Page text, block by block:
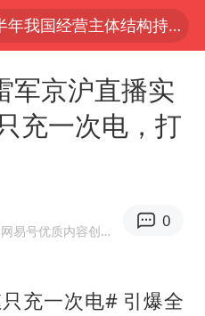
上半年我国经营主体结构持续优化
上海：5号线16号线浦江线全线停运
王艺迪2-4不敌张本美和止步4强
年小学教师减少13.19万
军京沪直播实
充一次电，打
·网易号优质内容创作者
0
充一次电# 引爆全